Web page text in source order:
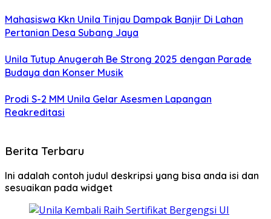
Mahasiswa Kkn Unila Tinjau Dampak Banjir Di Lahan
Pertanian Desa Subang Jaya
Unila Tutup Anugerah Be Strong 2025 dengan Parade
Budaya dan Konser Musik
Prodi S-2 MM Unila Gelar Asesmen Lapangan
Reakreditasi
Berita Terbaru
Ini adalah contoh judul deskripsi yang bisa anda isi dan
sesuaikan pada widget